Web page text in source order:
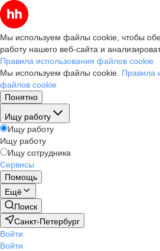
Мы используем файлы cookie, чтобы
работу нашего веб-сайта и
Правила использования файлов cookie
Мы используем файлы cookie. Правила
файлов cookie
Понятно
Ищу работу
Ищу работу
Ищу работу
Ищу сотрудника
Сервисы
Помощь
Ещё
Поиск
Санкт-Петербург
Войти
Войти